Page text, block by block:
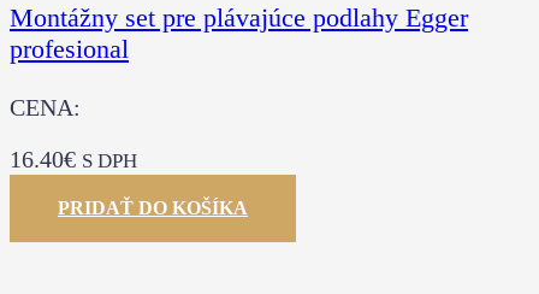
Montážny set pre plávajúce podlahy Egger
profesional
CENA:
16.40€ S DPH
PRIDAŤ DO KOŠÍKA